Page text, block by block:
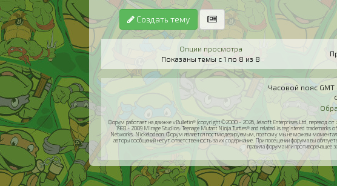
Создать тему
Опции просмотра
Показаны темы с 1 по 8 из 8
Часовой пояс GMT
Форум работает на движке vBulletin® (copyright ©2000 - 2026, Jelsoft Enterprises Ltd, перевод от
1983 - 2009 Mirage Studios: Teenage Mutant Ninja Turtles® and related is registered trademarks of
Networks, Nickelodeon. Форум является постмодерируемым, поэтому мы не можем
авторы сообщений несут ответственность за их содержание. При посещении форума вы
правила форума или противоречащее